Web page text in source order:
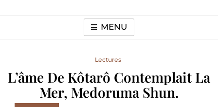
MENU
Lectures
L’âme De Kôtarô Contemplait La
Mer, Medoruma Shun.